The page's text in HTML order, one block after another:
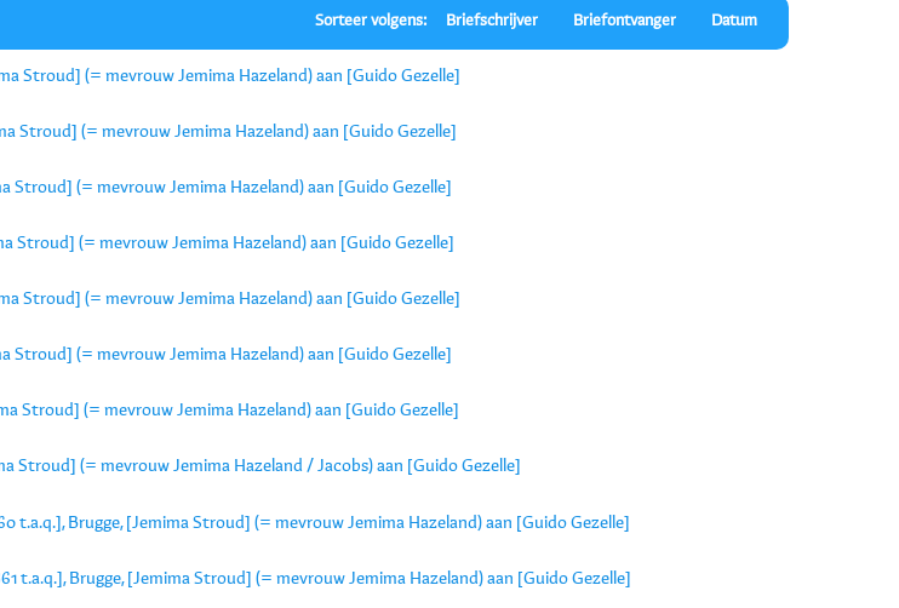
Sorteer volgens: Briefschrijver Briefontvanger Datum
Stroud] (= mevrouw Jemima Hazeland) aan [Guido Gezelle]
Stroud] (= mevrouw Jemima Hazeland) aan [Guido Gezelle]
Stroud] (= mevrouw Jemima Hazeland) aan [Guido Gezelle]
Stroud] (= mevrouw Jemima Hazeland) aan [Guido Gezelle]
Stroud] (= mevrouw Jemima Hazeland) aan [Guido Gezelle]
Stroud] (= mevrouw Jemima Hazeland) aan [Guido Gezelle]
Stroud] (= mevrouw Jemima Hazeland) aan [Guido Gezelle]
Stroud] (= mevrouw Jemima Hazeland / Jacobs) aan [Guido Gezelle]
t.a.q.], Brugge, [Jemima Stroud] (= mevrouw Jemima Hazeland) aan [Guido Gezelle]
t.a.q.], Brugge, [Jemima Stroud] (= mevrouw Jemima Hazeland) aan [Guido Gezelle]